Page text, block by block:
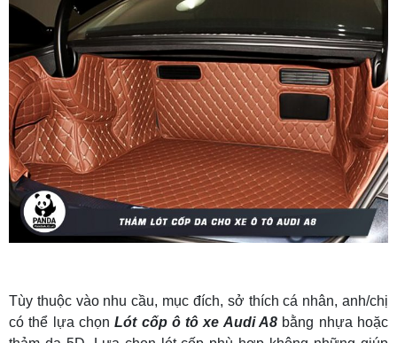
Tùy thuộc vào nhu cầu, mục đích, sở thích cá nhân, anh/chị
có thể lựa chọn Lót cốp ô tô xe Audi A8 bằng nhựa hoặc